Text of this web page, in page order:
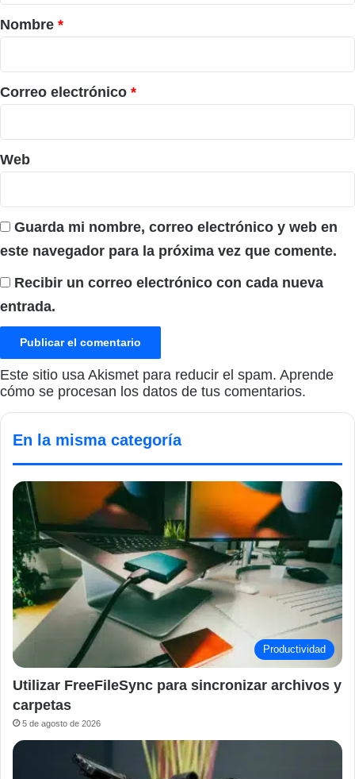
r
i
o
*
Nombre *
Correo electrónico *
Web
Guarda mi nombre, correo electrónico y web en
este navegador para la próxima vez que comente.
Recibir un correo electrónico con cada nueva
entrada.
Este sitio usa Akismet para reducir el spam. Aprende
cómo se procesan los datos de tus comentarios.
En la misma categoría
Productividad
Utilizar FreeFileSync para sincronizar archivos y
carpetas
5 de agosto de 2026